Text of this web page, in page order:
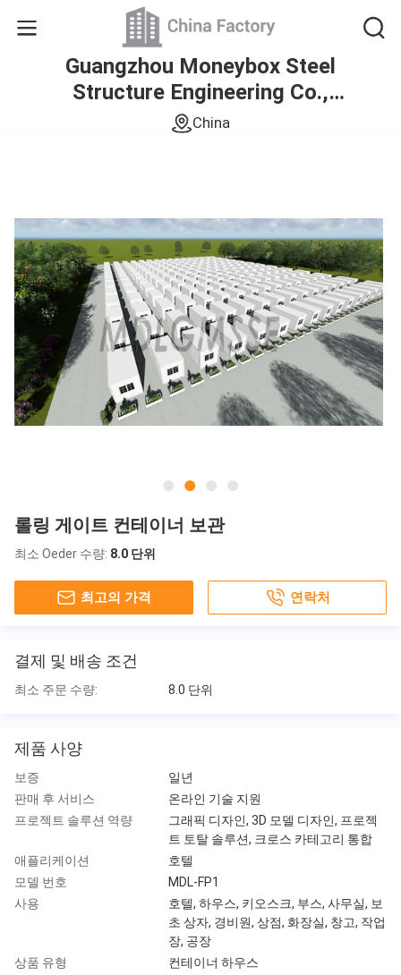
Guangzhou Moneybox Steel
Structure Engineering Co.,
Ltd.
China
롤링 게이트 컨테이너 보관
최소 Oeder 수량: 8.0 단위
최고의 가격 연락처
결제 및 배송 조건
최소 주문 수량: 8.0 단위
제품 사양
보증
일년
판매 후 서비스
온라인 기술 지원
프로젝트 솔루션 역량
그래픽 디자인, 3D 모델 디자인, 프로젝
트 토탈 솔루션, 크로스 카테고리 통합
애플리케이션
호텔
모델 번호
MDL-FP1
사용
호텔, 하우스, 키오스크, 부스, 사무실, 보
초 상자, 경비원, 상점, 화장실, 창고, 작업
장, 공장
상품 유형
컨테이너 하우스